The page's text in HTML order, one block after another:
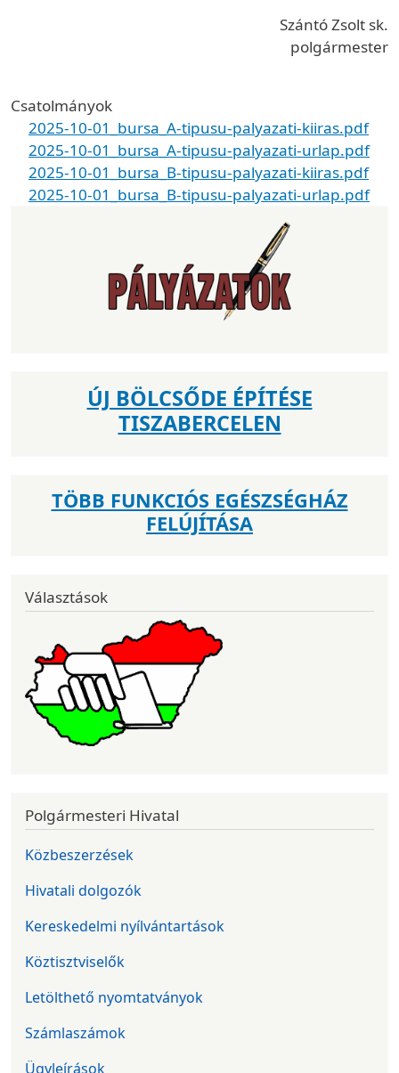
Szántó Zsolt sk.
polgármester
Csatolmányok
2025-10-01_bursa_A-tipusu-palyazati-kiiras.pdf
2025-10-01_bursa_A-tipusu-palyazati-urlap.pdf
2025-10-01_bursa_B-tipusu-palyazati-kiiras.pdf
2025-10-01_bursa_B-tipusu-palyazati-urlap.pdf
ÚJ BÖLCSŐDE ÉPÍTÉSE
TISZABERCELEN
TÖBB FUNKCIÓS EGÉSZSÉGHÁZ
FELÚJÍTÁSA
Választások
Polgármesteri Hivatal
Közbeszerzések
Hivatali dolgozók
Kereskedelmi nyílvántartások
Köztisztviselők
Letölthető nyomtatványok
Számlaszámok
Ügyleírások